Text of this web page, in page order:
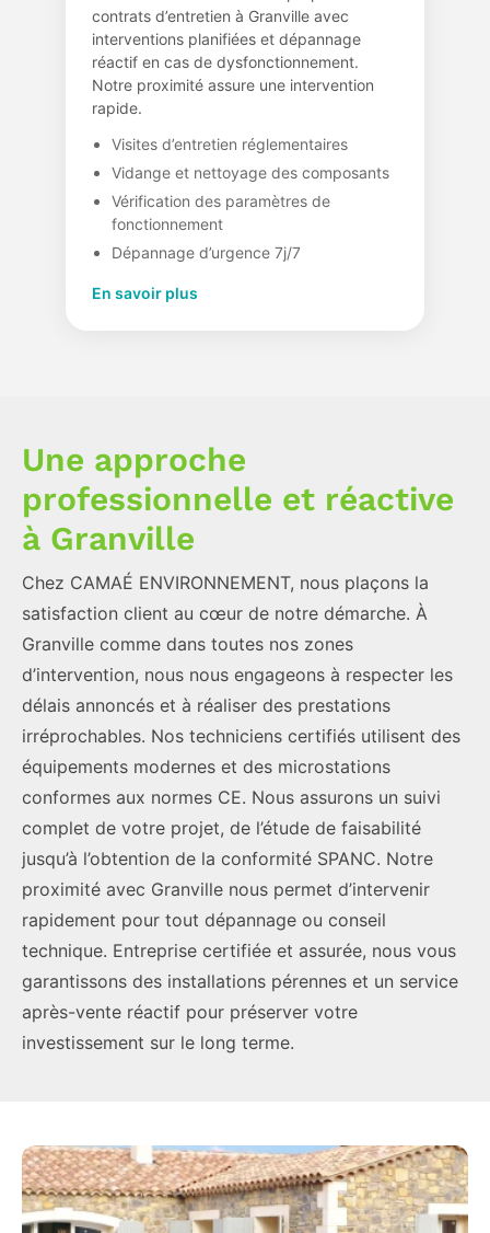
contrats d’entretien à Granville avec
interventions planifiées et dépannage
réactif en cas de dysfonctionnement.
Notre proximité assure une intervention
rapide.
Visites d’entretien réglementaires
Vidange et nettoyage des composants
Vérification des paramètres de
fonctionnement
Dépannage d’urgence 7j/7
En savoir plus
Une approche
professionnelle et réactive
à Granville
Chez CAMAÉ ENVIRONNEMENT, nous plaçons la
satisfaction client au cœur de notre démarche. À
Granville comme dans toutes nos zones
d’intervention, nous nous engageons à respecter les
délais annoncés et à réaliser des prestations
irréprochables. Nos techniciens certifiés utilisent des
équipements modernes et des microstations
conformes aux normes CE. Nous assurons un suivi
complet de votre projet, de l’étude de faisabilité
jusqu’à l’obtention de la conformité SPANC. Notre
proximité avec Granville nous permet d’intervenir
rapidement pour tout dépannage ou conseil
technique. Entreprise certifiée et assurée, nous vous
garantissons des installations pérennes et un service
après-vente réactif pour préserver votre
investissement sur le long terme.